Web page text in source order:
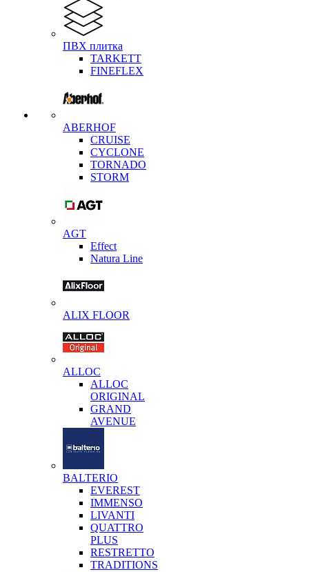
ПВХ плитка
TARKETT
FINEFLEX
ABERHOF
CRUISE
CYCLONE
TORNADO
STORM
AGT
Effect
Natura Line
ALIX FLOOR
ALLOC
ALLOC
ORIGINAL
GRAND
AVENUE
BALTERIO
EVEREST
IMMENSO
LIVANTI
QUATTRO
PLUS
RESTRETTO
TRADITIONS